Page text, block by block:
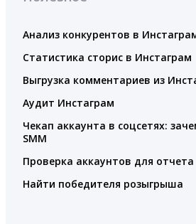
Анализ конкурентов в
Статистика сторис в Инстаграм
Выгрузка комментариев из
Аудит Инстаграм
Чекап аккаунта в соцсетях:
SMM
Проверка аккаунтов для отчета
Найти победителя розыгрыша